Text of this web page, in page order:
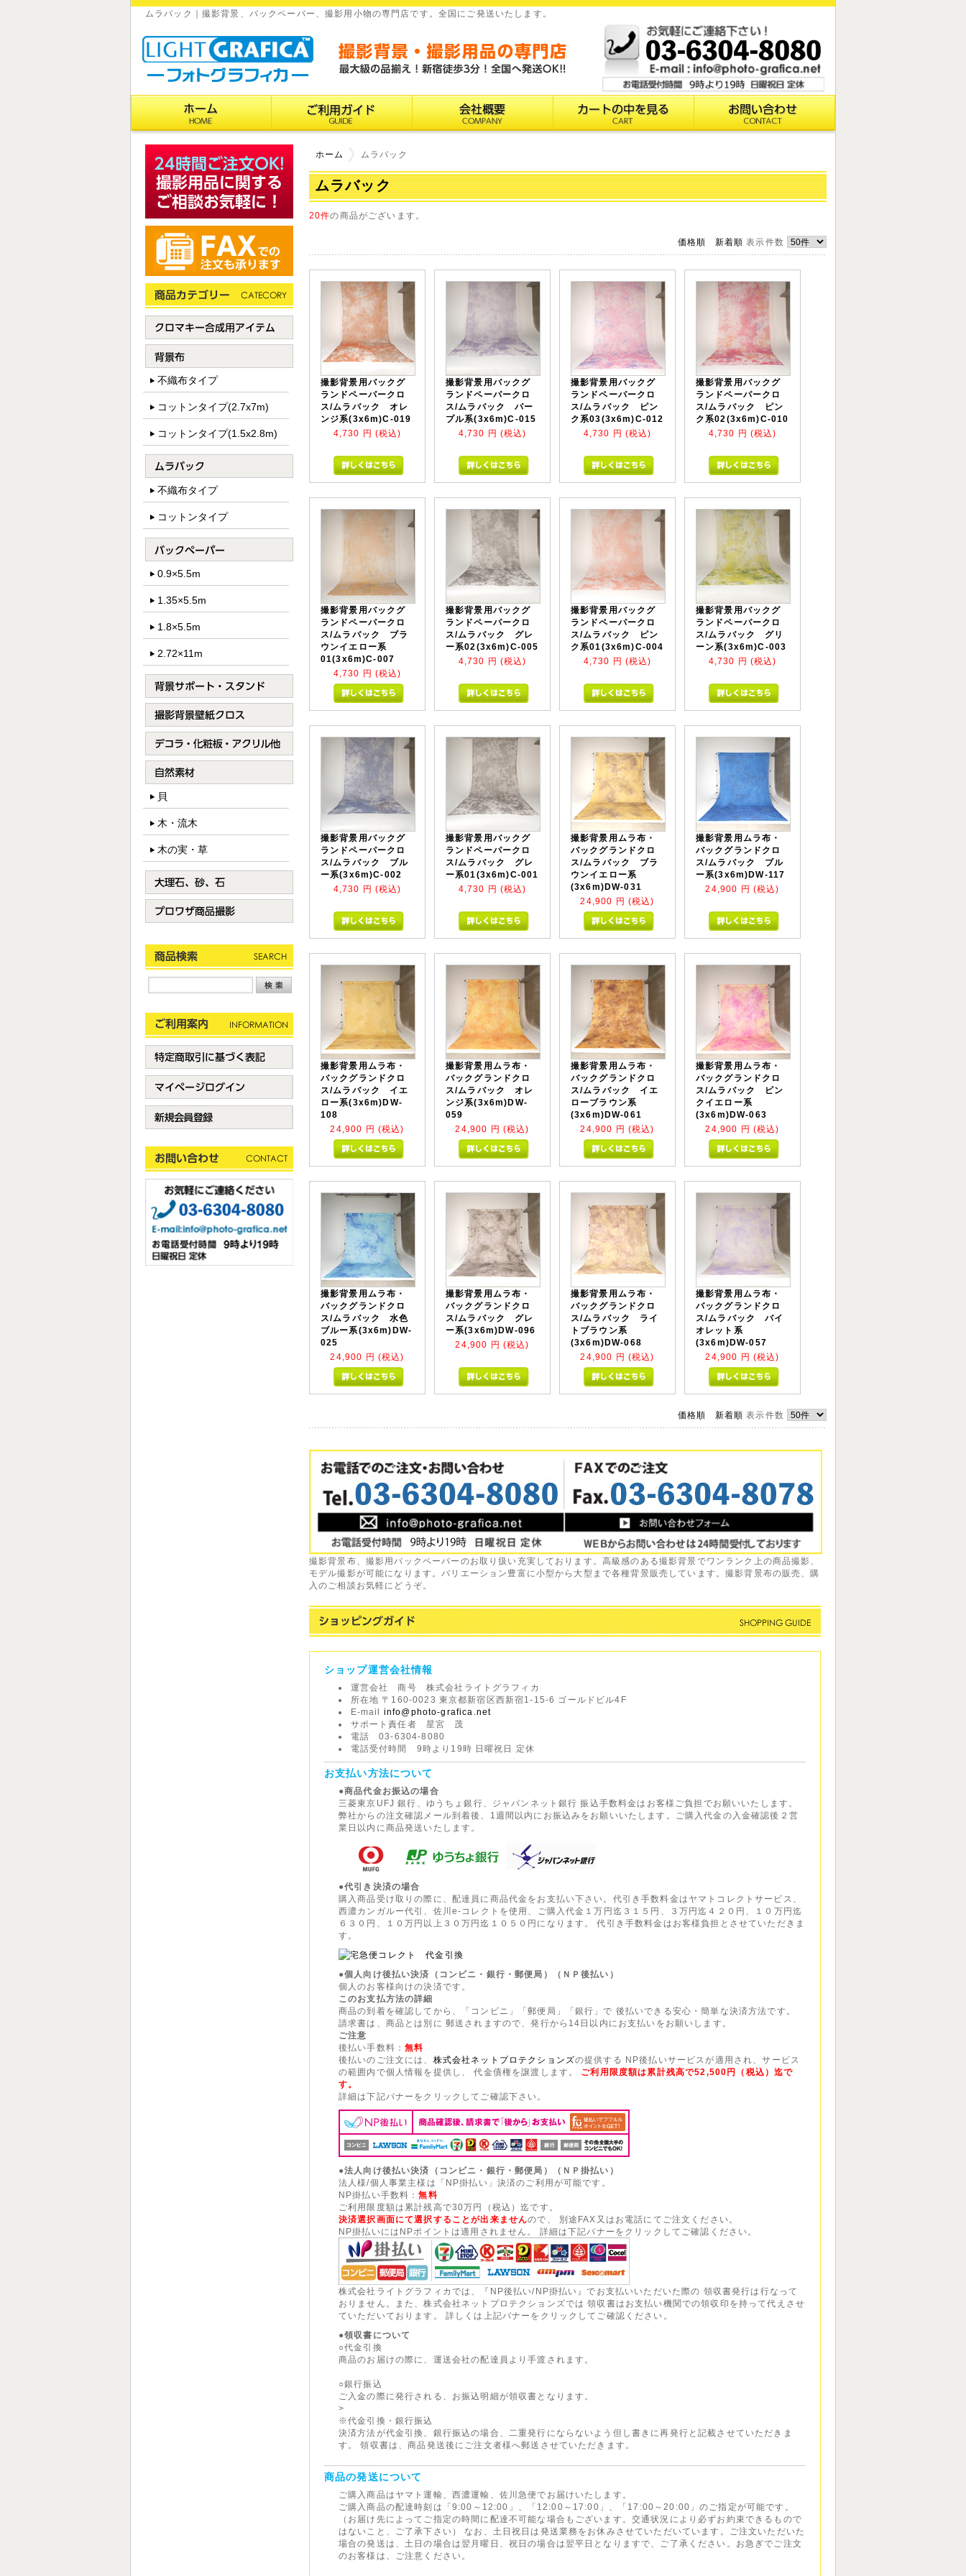
ムラバック｜撮影背景、バックペーパー、撮影用小物の専門店です。全国にご発送いたします。
不織布タイプ
コットンタイプ(2.7x7m)
コットンタイプ(1.5x2.8m)
不織布タイプ
コットンタイプ
0.9×5.5m
1.35×5.5m
1.8×5.5m
2.72×11m
貝
木・流木
木の実・草
ホーム ムラバック
ムラバック
20件の商品がございます。
価格順 新着順 表示件数
撮影背景用バックグ
ランドペーパークロ
ス/ムラバック オレ
ンジ系(3x6m)C-019
4,730 円 (税込)
撮影背景用バックグ
ランドペーパークロ
ス/ムラバック パー
プル系(3x6m)C-015
4,730 円 (税込)
撮影背景用バックグ
ランドペーパークロ
ス/ムラバック ピン
ク系03(3x6m)C-012
4,730 円 (税込)
撮影背景用バックグ
ランドペーパークロ
ス/ムラバック ピン
ク系02(3x6m)C-010
4,730 円 (税込)
撮影背景用バックグ
ランドペーパークロ
ス/ムラバック ブラ
ウンイエロー系
01(3x6m)C-007
4,730 円 (税込)
撮影背景用バックグ
ランドペーパークロ
ス/ムラバック グレ
ー系02(3x6m)C-005
4,730 円 (税込)
撮影背景用バックグ
ランドペーパークロ
ス/ムラバック ピン
ク系01(3x6m)C-004
4,730 円 (税込)
撮影背景用バックグ
ランドペーパークロ
ス/ムラバック グリ
ーン系(3x6m)C-003
4,730 円 (税込)
撮影背景用バックグ
ランドペーパークロ
ス/ムラバック ブル
ー系(3x6m)C-002
4,730 円 (税込)
撮影背景用バックグ
ランドペーパークロ
ス/ムラバック グレ
ー系01(3x6m)C-001
4,730 円 (税込)
撮影背景用ムラ布・
バックグランドクロ
ス/ムラバック ブラ
ウンイエロー系
(3x6m)DW-031
24,900 円 (税込)
撮影背景用ムラ布・
バックグランドクロ
ス/ムラバック ブル
ー系(3x6m)DW-117
24,900 円 (税込)
撮影背景用ムラ布・
バックグランドクロ
ス/ムラバック イエ
ロー系(3x6m)DW-
108
24,900 円 (税込)
撮影背景用ムラ布・
バックグランドクロ
ス/ムラバック オレ
ンジ系(3x6m)DW-
059
24,900 円 (税込)
撮影背景用ムラ布・
バックグランドクロ
ス/ムラバック イエ
ローブラウン系
(3x6m)DW-061
24,900 円 (税込)
撮影背景用ムラ布・
バックグランドクロ
ス/ムラバック ピン
クイエロー系
(3x6m)DW-063
24,900 円 (税込)
撮影背景用ムラ布・
バックグランドクロ
ス/ムラバック 水色
ブルー系(3x6m)DW-
025
24,900 円 (税込)
撮影背景用ムラ布・
バックグランドクロ
ス/ムラバック グレ
ー系(3x6m)DW-096
24,900 円 (税込)
撮影背景用ムラ布・
バックグランドクロ
ス/ムラバック ライ
トブラウン系
(3x6m)DW-068
24,900 円 (税込)
撮影背景用ムラ布・
バックグランドクロ
ス/ムラバック バイ
オレット系
(3x6m)DW-057
24,900 円 (税込)
価格順 新着順 表示件数
撮影背景布、撮影用バックペーパーのお取り扱い充実しております。高級感のある撮影背景でワンランク上の商品撮影、
モデル撮影が可能になります。バリエーション豊富に小型から大型まで各種背景販売しています。撮影背景布の販売、購
入のご相談お気軽にどうぞ。
ショップ運営会社情報
運営会社 商号 株式会社ライトグラフィカ
所在地 〒160-0023 東京都新宿区西新宿1-15-6 ゴールドビル4F
E-mail info@photo-grafica.net
サポート責任者 星宮 茂
電話 03-6304-8080
電話受付時間 9時より19時 日曜祝日 定休
お支払い方法について
●商品代金お振込の場合
三菱東京UFJ 銀行、ゆうちょ銀行、ジャパンネット銀行 振込手数料金はお客様ご負担でお願いいたします。
弊社からの注文確認メール到着後、1週間以内にお振込みをお願いいたします。ご購入代金の入金確認後２営
業日以内に商品発送いたします。
●代引き決済の場合
購入商品受け取りの際に、配達員に商品代金をお支払い下さい。代引き手数料金はヤマトコレクトサービス、
西濃カンガルー代引、佐川e-コレクトを使用、ご購入代金１万円迄３１５円、３万円迄４２０円、１０万円迄
６３０円、１０万円以上３０万円迄１０５０円になります。 代引き手数料金はお客様負担とさせていただきま
す。
●個人向け後払い決済（コンビニ・銀行・郵便局）（ＮＰ後払い）
個人のお客様向けの決済です。
このお支払方法の詳細
商品の到着を確認してから、「コンビニ」「郵便局」「銀行」で 後払いできる安心・簡単な決済方法です。
請求書は、商品とは別に 郵送されますので、発行から14日以内にお支払いをお願いします。
ご注意
後払い手数料：無料
後払いのご注文には、 株式会社ネットプロテクションズの提供する NP後払いサービスが適用され、サービス
の範囲内で個人情報を提供し、 代金債権を譲渡します。 ご利用限度額は累計残高で52,500円（税込）迄で
す。
詳細は下記バナーをクリックしてご確認下さい。
●法人向け後払い決済（コンビニ・銀行・郵便局）（ＮＰ掛払い）
法人様/個人事業主様は「NP掛払い」決済のご利用が可能です。
NP掛払い手数料：無料
ご利用限度額は累計残高で30万円（税込）迄です。
決済選択画面にて選択することが出来ませんので、 別途FAX又はお電話にてご注文ください。
NP掛払いにはNPポイントは適用されません。 詳細は下記バナーをクリックしてご確認ください。
株式会社ライトグラフィカでは、『NP後払い/NP掛払い』でお支払いいただいた際の 領収書発行は行なって
おりません。また、株式会社ネットプロテクションズでは 領収書はお支払い機関での領収印を持って代えさせ
ていただいております。 詳しくは上記バナーをクリックしてご確認ください。
●領収書について
○代金引換
商品のお届けの際に、運送会社の配達員より手渡されます。
○銀行振込
ご入金の際に発行される、お振込明細が領収書となります。
>
※代金引換・銀行振込
決済方法が代金引換、銀行振込の場合、二重発行にならないよう但し書きに再発行と記載させていただきま
す。 領収書は、商品発送後にご注文者様へ郵送させていただきます。
商品の発送について
ご購入商品はヤマト運輸、西濃運輸、佐川急便でお届けいたします。
ご購入商品の配達時刻は「9:00～12:00」、「12:00～17:00」、「17:00～20:00」のご指定が可能です。
（お届け先によってご指定の時間に配達不可能な場合もございます。交通状況により必ずお約束できるもので
はないこと、ご了承下さい） なお、土日祝日は発送業務をお休みさせていただいています。ご注文いただいた
場合の発送は、土日の場合は翌月曜日、祝日の場合は翌平日となりますで、ご了承ください。お急ぎでご注文
のお客様は、ご注意ください。